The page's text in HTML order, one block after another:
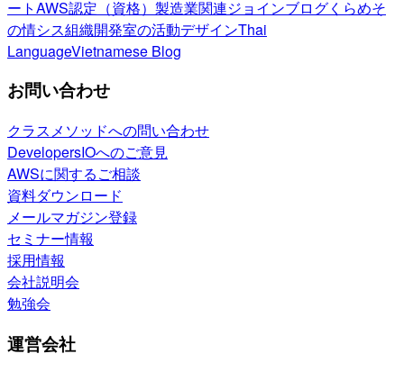
ートAWS認定（資格） 製造業関連ジョインブログくらめそ
の情シス組織開発室の活動デザインThai
LanguageVietnamese Blog
お問い合わせ
クラスメソッドへの問い合わせ
DevelopersIOへのご意見
AWSに関するご相談
資料ダウンロード
メールマガジン登録
セミナー情報
採用情報
会社説明会
勉強会
運営会社